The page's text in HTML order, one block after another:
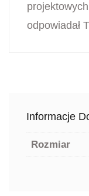
odpowiadał
Informacje
Rozmiar